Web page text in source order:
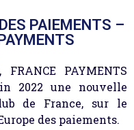
PAIEMENTS –
PAYMENTS
2022 une nouvelle
de France, sur le
des paiements.